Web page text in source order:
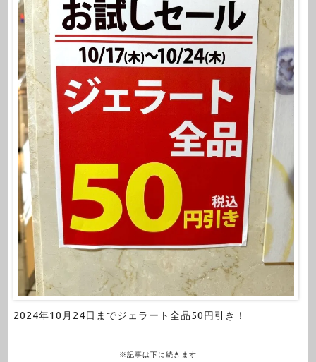
2024年10月24日までジェラート全品50円引き！
※記事は下に続きます